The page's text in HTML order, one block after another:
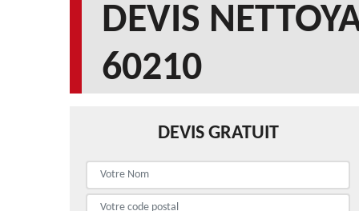
DEVIS
60210
DEVIS GRATUIT